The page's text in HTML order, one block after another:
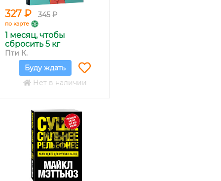
327 ₽ 345 ₽
по карте
1 месяц, чтобы
сбросить 5 кг
Пти К.
Буду ждать
Нет в наличии